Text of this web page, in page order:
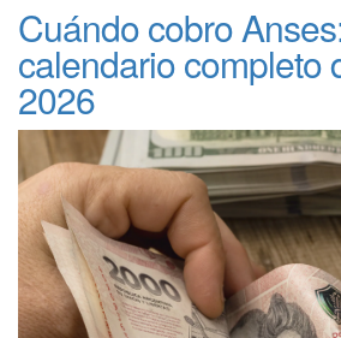
Cuándo cobro
calendario completo
2026